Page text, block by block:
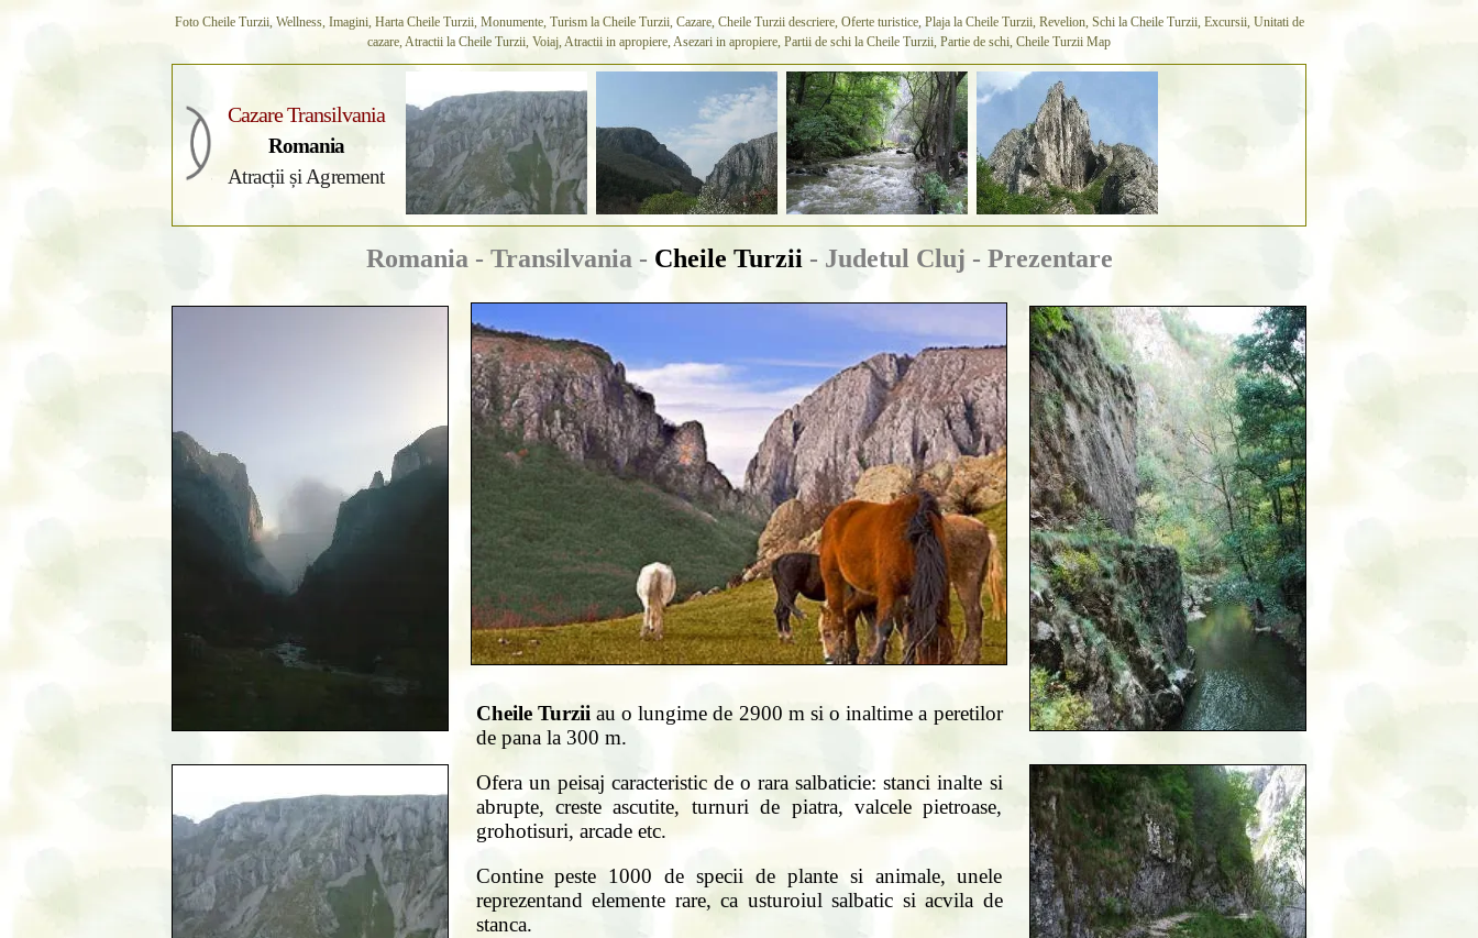
Foto Cheile Turzii, Wellness, Imagini, Harta Cheile Turzii, Monumente, Turism la Cheile Turzii, Cazare, Cheile Turzii descriere, Oferte turistice, Plaja la Cheile Turzii, Revelion, Schi la Cheile Turzii, Excursii, Unitati de
cazare, Atractii la Cheile Turzii, Voiaj, Atractii in apropiere, Asezari in apropiere, Partii de schi la Cheile Turzii, Partie de schi, Cheile Turzii Map
Cazare Transilvania
Romania
Atracții și Agrement
Romania - Transilvania - Cheile Turzii - Judetul Cluj - Prezentare
Cheile Turziiau o lungime de 2900 m si o inaltime a peretilor
de pana la 300 m.
Ofera un peisaj caracteristic de o rara salbaticie: stanci inalte si
abrupte, creste ascutite, turnuri de piatra, valcele pietroase,
grohotisuri, arcade etc.
Contine peste 1000 de specii de plante si animale, unele
reprezentand elemente rare, ca usturoiul salbatic si acvila de
stanca.